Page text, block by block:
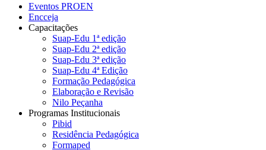
Eventos PROEN
Encceja
Capacitações
Suap-Edu 1ª edição
Suap-Edu 2ª edição
Suap-Edu 3ª edição
Suap-Edu 4ª Edição
Formação Pedagógica
Elaboração e Revisão
Nilo Peçanha
Programas Institucionais
Pibid
Residência Pedagógica
Formaped